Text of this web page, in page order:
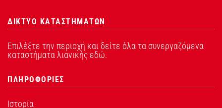
ΔΙΚΤΥΟ ΚΑΤΑΣΤΗΜΑΤΩΝ
Επιλέξτε την περιοχή και δείτε όλα τα συνεργαζόμενα
καταστήματα λιανικής εδώ.
ΠΛΗΡΟΦΟΡΙΕΣ
Ιστορία